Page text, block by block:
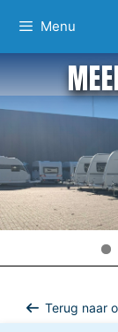
naar
de
inhoud
Menu
Terug naar